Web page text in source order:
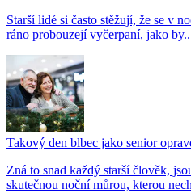
Starší lidé si často stěžují, že se v
ráno probouzejí vyčerpaní, jako
Takový den blbec jako senior
Zná to snad každý starší člověk,
skutečnou noční můrou, kterou